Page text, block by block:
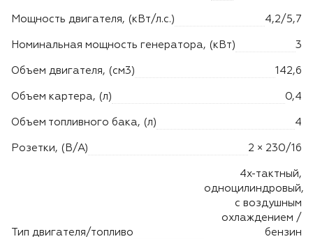
Мощность двигателя, (кВт/л.с.) 4,2/5,7
Номинальная мощность генератора, (кВт) 3
Объем двигателя, (см3) 142,6
Объем картера, (л) 0,4
Объем топливного бака, (л) 4
Розетки, (В/А) 2 × 230/16
Тип двигателя/топливо
4х-тактный,
одноцилиндровый,
с воздушным
охлаждением /
бензин